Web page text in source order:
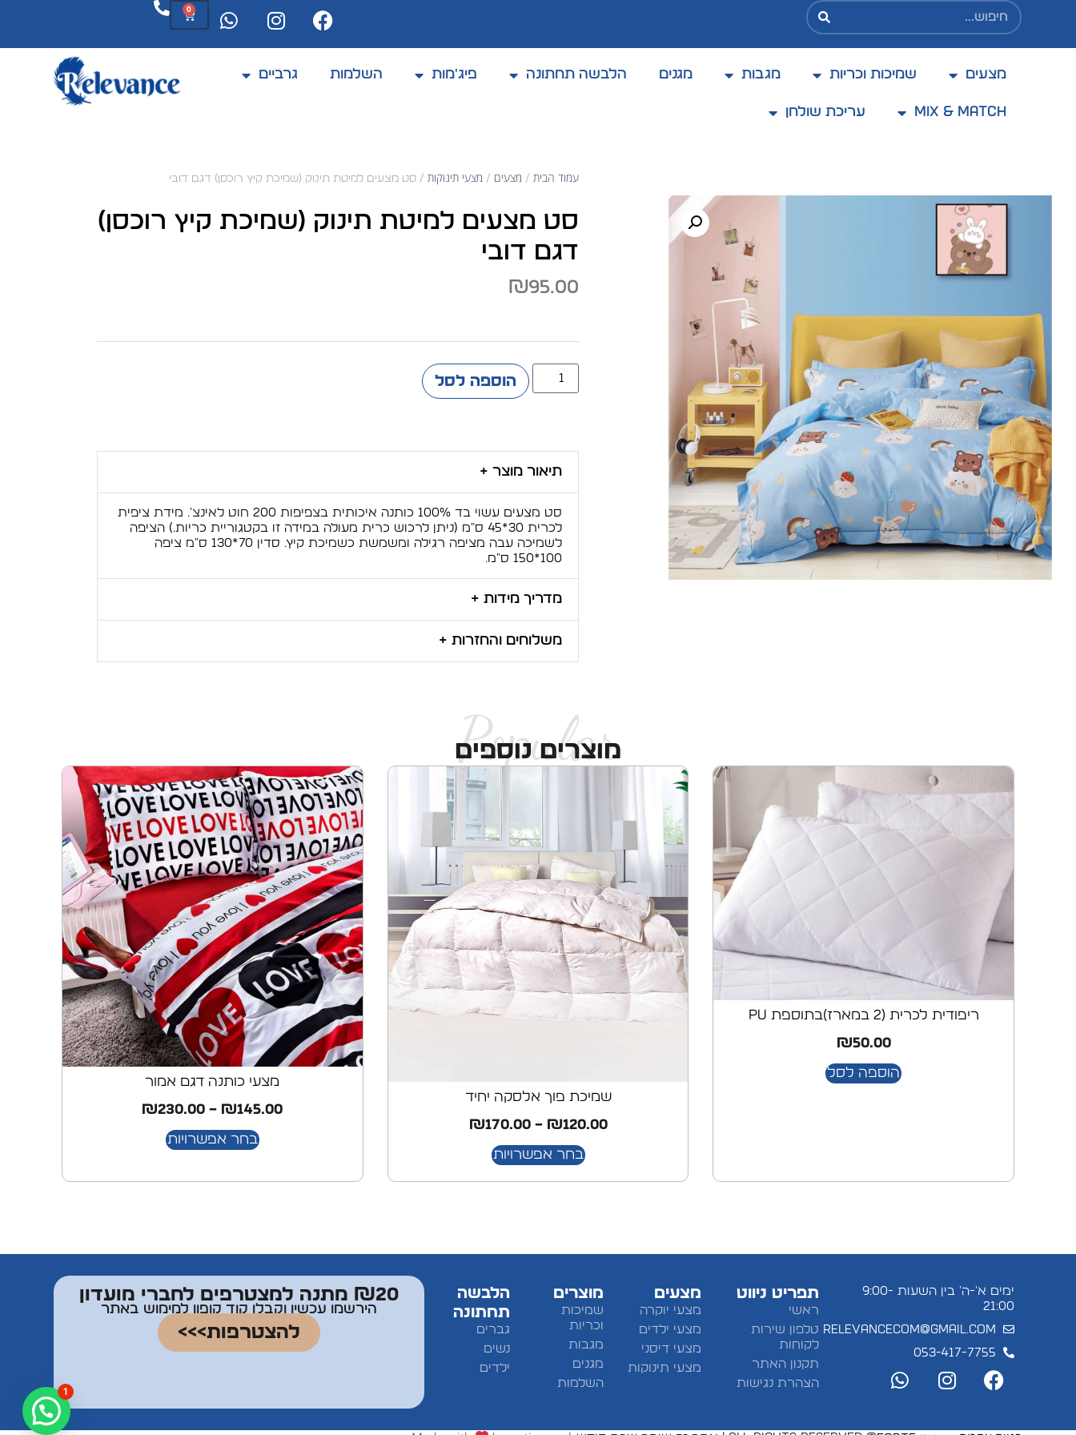
המוצרים מתחדשים לעיתים קרובות
0
מצעים שמיכות וכריות מגבות מגנים הלבשה תחתונה פיג'מות השלמות גרביים
Mix & Match עריכת שולחן
עמוד הבית/ מצעים / מצעי תינוקות/ סט מצעים למיטת תינוק (שמיכת קיץ רוכסן) דגם דובי
סט מצעים למיטת תינוק (שמיכת קיץ רוכסן)
דגם דובי
₪95.00
הוספה לסל
תיאור מוצר +
סט מצעים עשוי בד 100% כותנה איכותית בצפיפות 200 חוט לאינצ'. מידת ציפית
לכרית 30*45 ס"מ (ניתן לרכוש כרית מעולה במידה זו בקטגוריית כריות.) הציפה
לשמיכה עבה מציפה רגילה ומשמשת כשמיכת קיץ. סדין 70*130 ס"מ ציפה
100*150 ס"מ.
מדריך מידות +
משלוחים והחזרות +
Popular
מוצרים נוספים
ריפודית לכרית (2 במארז)בתוספת pu
₪50.00
הוספה לסל
שמיכת פוך אלסקה יחיד
₪120.00
–
₪170.00
בחר אפשרויות
מצעי כותנה דגם אמור
₪145.00
–
₪230.00
בחר אפשרויות
ימים א'-ה' בין השעות 9:00-
21:00
relevancecom@gmail.com
053-417-7755
תפריט ניווט
ראשי
טלפון שירות
לקוחות
תקנון האתר
הצהרת נגישות
מצעים
מצעי יוקרה
מצעי ילדים
מצעי דיסני
מצעי תינוקות
מוצרים
שמיכות
וכריות
מגבות
מגנים
השלמות
הלבשה
תחתונה
גברים
נשים
ילדים
₪20 מתנה למצטרפים לחברי מועדון
הירשמו עכשיו וקבלו קוד קופון למימוש באתר
להצטרפות>>>
1